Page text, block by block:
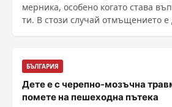
мерника, особено когато става
ти. В стози случай отмъщението е
БЪЛГАРИЯ
Дете е с черепно-мозъчна
помете на пешеходна пътека